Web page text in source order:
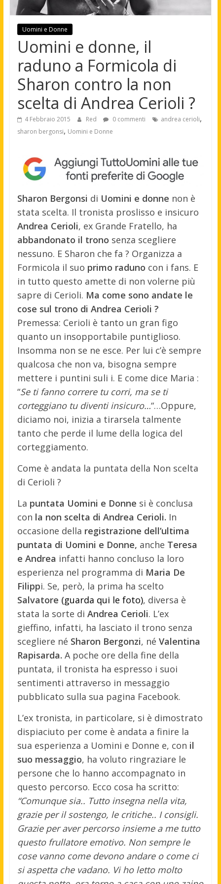
Uomini e Donne
Uomini e donne, il
raduno a Formicola di
Sharon contro la non
scelta di Andrea Cerioli ?
4 Febbraio 2015 Red 0 commenti andrea cerioli,
sharon bergonsi, Uomini e Donne
Sharon Bergonsi di Uomini e donne non è
stata scelta. Il tronista proslisso e insicuro
Andrea Cerioli, ex Grande Fratello, ha
abbandonato il trono senza scegliere
nessuno. E Sharon che fa ? Organizza a
Formicola il suo primo raduno con i fans. E
in tutto questo amette di non volerne più
sapre di Cerioli. Ma come sono andate le
cose sul trono di Andrea Cerioli ?
Premessa: Cerioli è tanto un gran figo
quanto un insopportabile puntiglioso.
Insomma non se ne esce. Per lui c’è sempre
qualcosa che non va, bisogna sempre
mettere i puntini suli i. E come dice Maria :
“Se ti fanno correre tu corri, ma se ti
corteggiano tu diventi insicuro…“…Oppure,
diciamo noi, inizia a tirarsela talmente
tanto che perde il lume della logica del
corteggiamento.
Come è andata la puntata della Non scelta
di Cerioli ?
La puntata Uomini e Donne si è conclusa
con la non scelta di Andrea Cerioli. In
occasione della registrazione dell’ultima
puntata di Uomini e Donne, anche Teresa
e Andrea infatti hanno concluso la loro
esperienza nel programma di Maria De
Filippi. Se, però, la prima ha scelto
Salvatore (guarda qui le foto), diversa è
stata la sorte di Andrea Cerioli. L’ex
gieffino, infatti, ha lasciato il trono senza
scegliere né Sharon Bergonzi, né Valentina
Rapisarda. A poche ore della fine della
puntata, il tronista ha espresso i suoi
sentimenti attraverso in messaggio
pubblicato sulla sua pagina Facebook.
L’ex tronista, in particolare, si è dimostrato
dispiaciuto per come è andata a finire la
sua esperienza a Uomini e Donne e, con il
suo messaggio, ha voluto ringraziare le
persone che lo hanno accompagnato in
questo percorso. Ecco cosa ha scritto:
“Comunque sia.. Tutto insegna nella vita,
grazie per il sostengo, le critiche.. I consigli.
Grazie per aver percorso insieme a me tutto
questo frullatore emotivo. Non sempre le
cose vanno come devono andare o come ci
si aspetta che vadano. Vi ho letto molto